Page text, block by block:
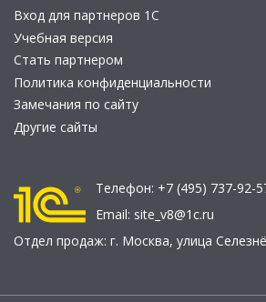
Вход для партнеров 1С
Учебная версия
Стать партнером
Политика конфиденциальности
Замечания по сайту
Другие сайты
Телефон: +7 (495) 737-92-
Email: site_v8@1c.ru
Отдел продаж: г. Москва, улица